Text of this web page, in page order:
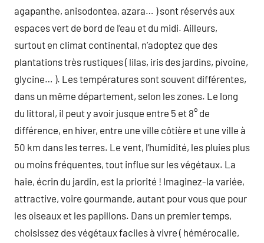
agapanthe, anisodontea, azara… ) sont réservés aux
espaces vert de bord de l’eau et du midi. Ailleurs,
surtout en climat continental, n’adoptez que des
plantations très rustiques ( lilas, iris des jardins, pivoine,
glycine… ). Les températures sont souvent différentes,
dans un même département, selon les zones. Le long
du littoral, il peut y avoir jusque entre 5 et 8° de
différence, en hiver, entre une ville côtière et une ville à
50 km dans les terres. Le vent, l’humidité, les pluies plus
ou moins fréquentes, tout influe sur les végétaux. La
haie, écrin du jardin, est la priorité ! Imaginez-la variée,
attractive, voire gourmande, autant pour vous que pour
les oiseaux et les papillons. Dans un premier temps,
choisissez des végétaux faciles à vivre ( hémérocalle,